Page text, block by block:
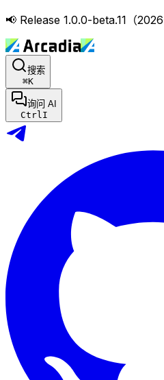
📢 Release 1.0.0-beta.11（
搜索
⌘K
询问 AI
CtrlI